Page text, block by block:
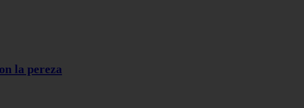
la pereza